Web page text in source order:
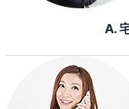
A.